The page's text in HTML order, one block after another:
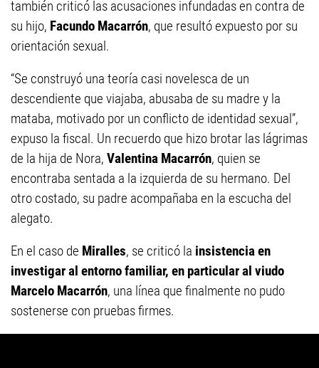
también criticó las acusaciones infundadas en contra de
su hijo, Facundo Macarrón, que resultó expuesto por su
orientación sexual.
“Se construyó una teoría casi novelesca de un
descendiente que viajaba, abusaba de su madre y la
mataba, motivado por un conflicto de identidad sexual”,
expuso la fiscal. Un recuerdo que hizo brotar las lágrimas
de la hija de Nora, Valentina Macarrón, quien se
encontraba sentada a la izquierda de su hermano. Del
otro costado, su padre acompañaba en la escucha del
alegato.
En el caso de Miralles, se criticó la insistencia en
investigar al entorno familiar, en particular al viudo
Marcelo Macarrón, una línea que finalmente no pudo
sostenerse con pruebas firmes.